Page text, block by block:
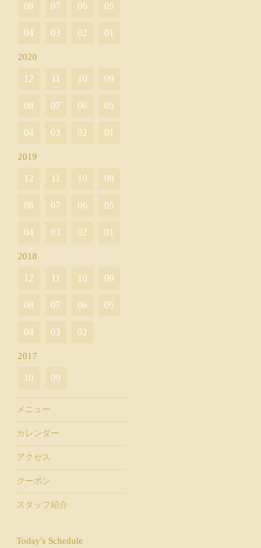
08 07 06 05
04 03 02 01
2020
12 11 10 09
08 07 06 05
04 03 02 01
2019
12 11 10 09
08 07 06 05
04 03 02 01
2018
12 11 10 09
08 07 06 05
04 03 02
2017
10 09
メニュー
カレンダー
アクセス
クーポン
スタッフ紹介
Today's Schedule